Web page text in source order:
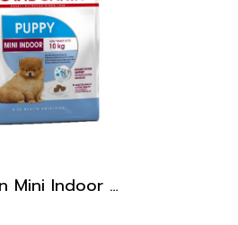
Royal Canin Mini Indoor Puppy 500g / อาหารเม็ดลูกสุนัข พันธุ์เล็ก เลี้ยงในบ้าน อายุ 2-10 เดือน